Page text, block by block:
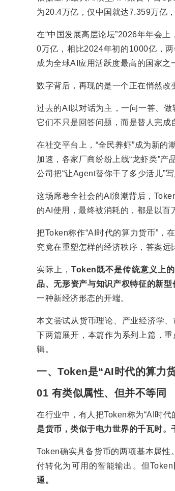
为20.4万亿，仅中国就达7.359万亿
在“中国发展高层论坛”2026年年会
0万亿，相比2024年初的1000亿，
成为全球AI应用活跃度最高的国家之
数字背后，再现的是一个正在悄然
过去的AI以对话为主，一问一答、
它们不只是回答问题，而是替人完成
在社交平台上，“全民养虾”成为新
加速，各家厂商纷纷上线“龙虾类”产
公司把“让Agent替你干了多少活儿”
这场席卷全社会的AI浪潮背后，
的AI使用，最终被消耗的，都是以百
把Token称作“AI时代的算力货币”，
究竟在重塑怎样的经济秩序，答案远
实际上，Token既不是传统意义上
品、无形资产与知识产权特征的新型
一种新经济形态的开端。
本文尝试从货币理论、产业经济学
下两篇展开，本篇作为系列上篇，
辑。
一、Token是“AI时代的算力
01 有类似属性、但并不等同
在行业中，有人把Token称为“AI时
是货币，类似于电力世界的千瓦时。
Token确实具备货币的两项基本属
付转化为可用的智能输出。但Token
通。